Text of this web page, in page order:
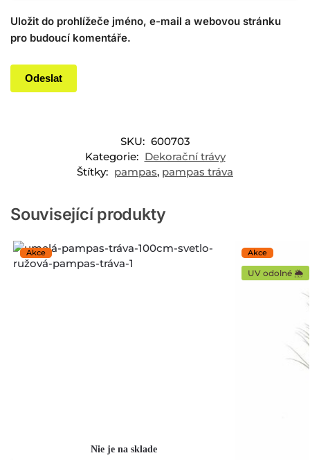
Uložit do prohlížeče jméno, e-mail a webovou stránku
pro budoucí komentáře.
SKU: 600703
Kategorie: Dekorační trávy
Štítky: pampas, pampas tráva
Související produkty
UV odolné 🌦️